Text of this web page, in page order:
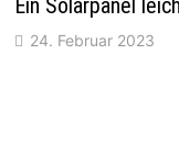
Ein Solarpanel
24. Februar 2023